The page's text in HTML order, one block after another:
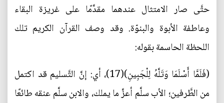
حتَّى صار الامتثال عندهما مقدَّمًا على غريزة البقاء
وعاطفة الأبوة والبنوّة. وقد وصف القرآن الكريم تلك
اللحظة الحاسمة بقوله:
(فَلَمَّا أَسْلَمَا وَتَلَّهُ لِلْجَبِينِ)(17)، أي: إنَّ التَّسليم قد اكتمل
من الطَّرفين؛ الأب سلَّم أعزَّ ما يملك، والابن سلَّم عنقه طائعًا